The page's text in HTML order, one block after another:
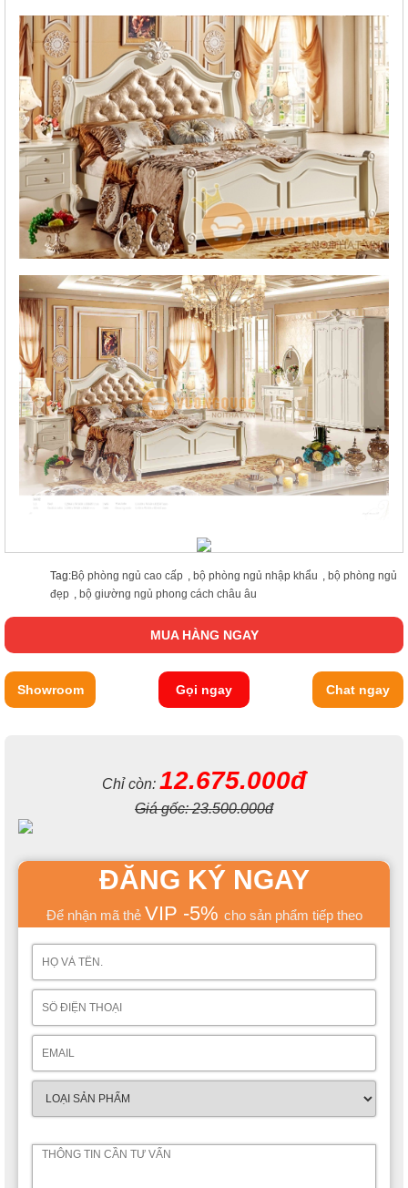
Tag:Bộ phòng ngủ cao cấp , bộ phòng ngủ nhập khẩu , bộ phòng ngủ
đẹp , bộ giường ngủ phong cách châu âu
MUA HÀNG NGAY
Showroom Gọi ngay Chat ngay
Chỉ còn: 12.675.000đ
Giá gốc:23.500.000đ
ĐĂNG KÝ NGAY
Để nhận mã thẻ VIP -5% cho sản phẩm tiếp theo